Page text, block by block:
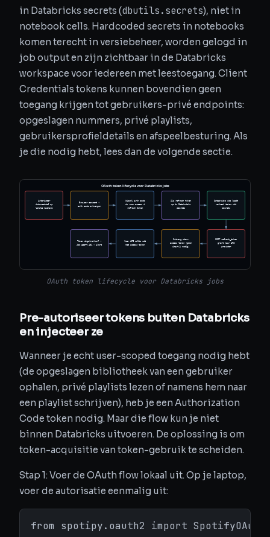
in Databricks secrets (dbutils.secrets), niet in
notebook cells. Hardcoded secrets in notebooks
komen terecht in versiebeheer, worden gelogd in
job output en zijn zichtbaar in de Databricks
workspace voor iedereen met leestoegang. Client
Credentials tokens kunnen bovendien geen
toegang krijgen tot gebruikers-privé endpoints:
opgeslagen nummers, privé playlists,
gebruikersprofieldetails en afspeelbesturing. Als
je die nodig hebt, lees dan de volgende sectie.
OAuth token lifecycle voor Databricks jobs
Autoriseer
interactief op
lokale machine
Browser consent →
auth code ontvangen
Wissel auth code
in voor access +
refresh token
Sla refresh token
op in Databricks
secrets
Databricks job laadt
refresh token uit
secrets
POST refresh_token
grant naar API
provider
Ontvang nieuw
access token (geen
input() nodig)
Voer API calls uit
met access token
Token ingetrokken? →
Job geeft 401 → Alert
OAuth token lifecycle voor Databricks jobs
Pre-autoriseer tokens buiten Databricks
en injecteer ze
Wanneer je echt user-scoped toegang nodig hebt
(de opgeslagen bibliotheek van een gebruiker
ophalen, privé playlists lezen of namens hem naar
een playlist schrijven), heb je een Authorization
Code token nodig. Maar die flow kun je niet
binnen Databricks uitvoeren. De oplossing is om
token-acquisitie van token-gebruik te scheiden.
Stap 1: Voer de OAuth flow lokaal uit. Op je laptop,
voer de autorisatie eenmalig uit:
from spotipy.oauth2 import SpotifyOAuth